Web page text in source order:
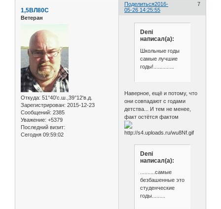
Поделиться 7
2016-
05-26 14:25:55
1,5ВЛ80С
Ветеран
Откуда: 51°40′с.ш.,39°12'в.д.
Зарегистрирован: 2015-12-23
Сообщений: 2385
Уважение: +5379
Последний визит:
Сегодня 09:59:02
Deni
написал(а):
Школьные годы
самые лучшие
годы!..............
Наверное, ещё и потому, что
они совпадают с годами
детства... И тем не менее,
факт остётся фактом
Deni
написал(а):
..........самые
безбашенные это
студенческие
годы.........